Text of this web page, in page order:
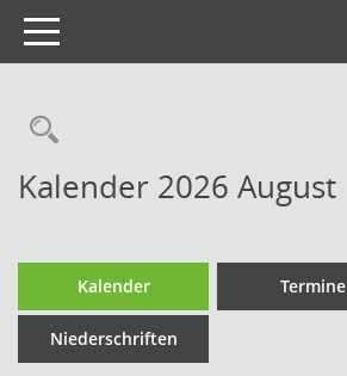
Toggle
navigation
Kalender 2026 August
Kalender Termine
Niederschriften